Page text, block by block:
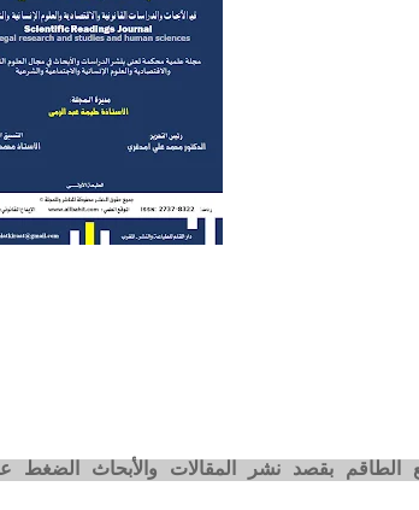
الطاقم بقصد نشر المقالات والأبحاث